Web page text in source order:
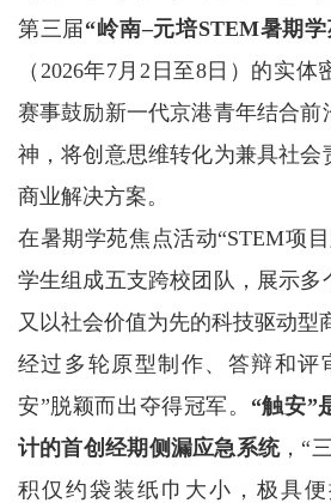
第三届“岭南–元培STEM暑期学
（2026年7月2日至8日）的实体
赛事鼓励新一代京港青年结合前
神，将创意思维转化为兼具社会
商业解决方案。
在暑期学苑焦点活动“STEM项
学生组成五支跨校团队，展示多
又以社会价值为先的科技驱动型
经过多轮原型制作、答辩和评
安”脱颖而出夺得冠军。 “触安”
计的首创经期侧漏应急系统，“
积仅约袋装纸巾大小，极具